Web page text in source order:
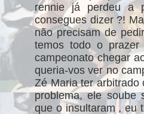
rennie já perdeu a
consegues dizer ?!
não precisam de
temos todo o
campeonato chegar
queria-vos ver no
Zé Maria ter
problema, ele soube
que o insultaram , eu